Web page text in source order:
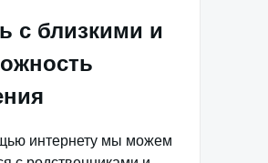
с близкими и
интернету мы можем